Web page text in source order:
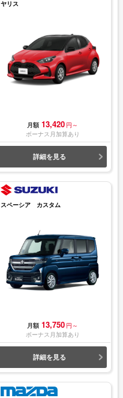
ヤリス
月額 13,420 円～
ボーナス月加算あり
詳細を見る
スペーシア カスタム
月額 13,750 円～
ボーナス月加算あり
詳細を見る